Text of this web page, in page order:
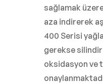
sağlamak
aza indirerek
400 Serisi
gerekse silindir
oksidasyon ve